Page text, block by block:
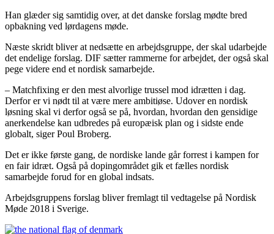
Han glæder sig samtidig over, at det danske forslag mødte bred
opbakning ved lørdagens møde.
Næste skridt bliver at nedsætte en arbejdsgruppe, der skal udarbejde
det endelige forslag. DIF sætter rammerne for arbejdet, der også skal
pege videre end et nordisk samarbejde.
– Matchfixing er den mest alvorlige trussel mod idrætten i dag.
Derfor er vi nødt til at være mere ambitiøse. Udover en nordisk
løsning skal vi derfor også se på, hvordan, hvordan den gensidige
anerkendelse kan udbredes på europæisk plan og i sidste ende
globalt, siger Poul Broberg.
Det er ikke første gang, de nordiske lande går forrest i kampen for
en fair idræt. Også på dopingområdet gik et fælles nordisk
samarbejde forud for en global indsats.
Arbejdsgruppens forslag bliver fremlagt til vedtagelse på Nordisk
Møde 2018 i Sverige.